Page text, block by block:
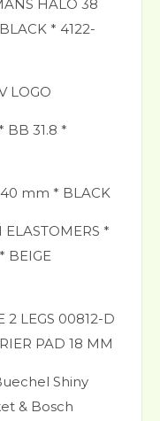
HALO 38
* 4122-
LOGO
BB 31.8 *
mm * BLACK
*
BEIGE
2 LEGS 00812-D
PAD 18 MM
Shiny
& Bosch